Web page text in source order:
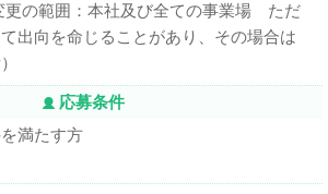
の範囲：本社及び全ての事業場 ただ
出向を命じることがあり、その場合は
応募条件
満たす方